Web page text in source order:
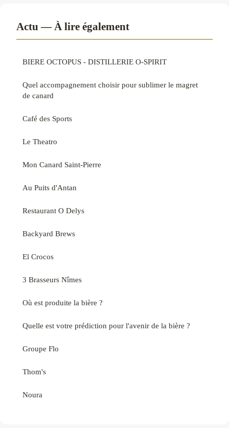
Actu — À lire également
BIERE OCTOPUS - DISTILLERIE O-SPIRIT
Quel accompagnement choisir pour sublimer le magret
de canard
Café des Sports
Le Theatro
Mon Canard Saint-Pierre
Au Puits d'Antan
Restaurant O Delys
Backyard Brews
El Crocos
3 Brasseurs Nîmes
Où est produite la bière ?
Quelle est votre prédiction pour l'avenir de la bière ?
Groupe Flo
Thom's
Noura